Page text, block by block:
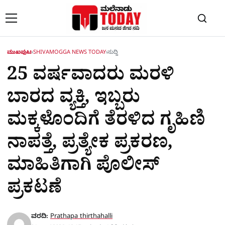
ಮುಖಪುಟ›SHIVAMOGGA NEWS TODAY›ಸುದ್ದಿ
25 ವರ್ಷವಾದರು ಮರಳಿ
ಬಾರದ ವ್ಯಕ್ತಿ, ಇಬ್ಬರು
ಮಕ್ಕಳೊಂದಿಗೆ ತೆರಳಿದ ಗೃಹಿಣಿ
ನಾಪತ್ತೆ, ಪ್ರತ್ಯೇಕ ಪ್ರಕರಣ,
ಮಾಹಿತಿಗಾಗಿ ಪೊಲೀಸ್
ಪ್ರಕಟಣೆ
ವರದಿ: Prathapa thirthahalli